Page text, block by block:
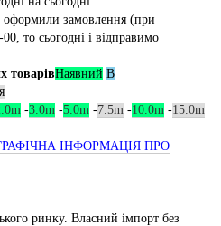
оформили замовлення (при
то сьогодні і відправимо
товарівНаявний В
-3.0m -5.0m -7.5m -10.0m -15.0m
ІНФОРМАЦІЯ ПРО
ринку. Власний імпорт без